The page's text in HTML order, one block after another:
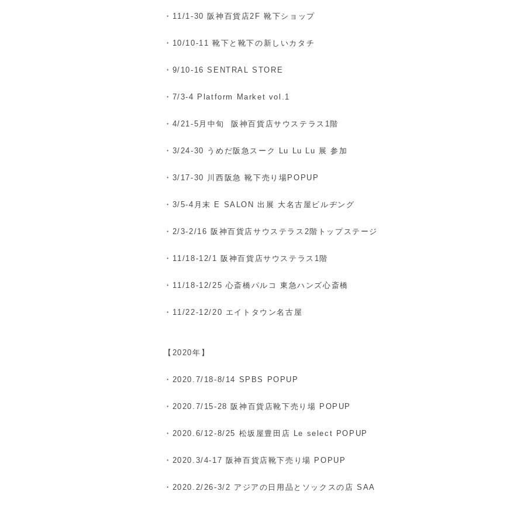
・11/1-30 阪神百貨店2F 靴下ショップ
・10/10-11 靴下と靴下の新しいカタチ
・9/10-16 SENTRAL STORE
・7/3-4 Platform Market vol.1
・4/21-5月中旬 阪神百貨店サウステラス1階
・3/24-30 うめだ阪急スーク Lu Lu Lu 展 参加
・3/17-30 川西阪急 靴下売り場POPUP
・3/5-4月末 E SALON 出展 大名古屋ビルヂング
・2/3-2/16 阪神百貨店サウステラス2階トップステージ
・11/18-12/1 阪神百貨店サウステラス1階
・11/18-12/25 心斎橋パルコ 東急ハンズ心斎橋
・11/22-12/20 エイトタウン名古屋
【2020年】
・2020.7/18-8/14 SPBS POPUP
・2020.7/15-28 阪神百貨店靴下売り場 POPUP
・2020.6/12-8/25 松坂屋豊田店 Le select POPUP
・2020.3/4-17 阪神百貨店靴下売り場 POPUP
・2020.2/26-3/2 アジアの日用品とソックスの店 SAA